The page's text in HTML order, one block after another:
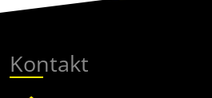
Kontakt